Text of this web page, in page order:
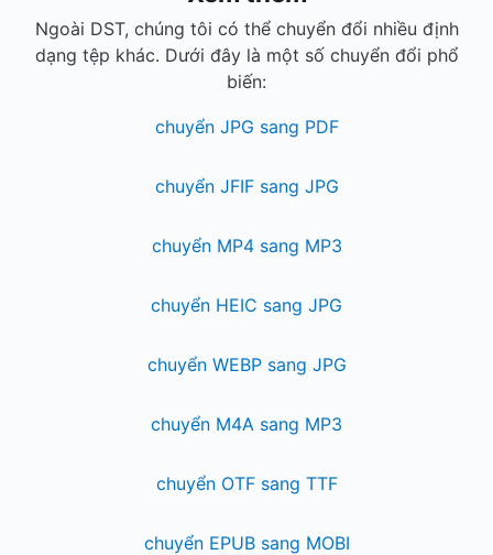
Ngoài DST, chúng tôi có thể chuyển đổi nhiều định
dạng tệp khác. Dưới đây là một số chuyển đổi phổ
biến:
chuyển JPG sang PDF
chuyển JFIF sang JPG
chuyển MP4 sang MP3
chuyển HEIC sang JPG
chuyển WEBP sang JPG
chuyển M4A sang MP3
chuyển OTF sang TTF
chuyển EPUB sang MOBI